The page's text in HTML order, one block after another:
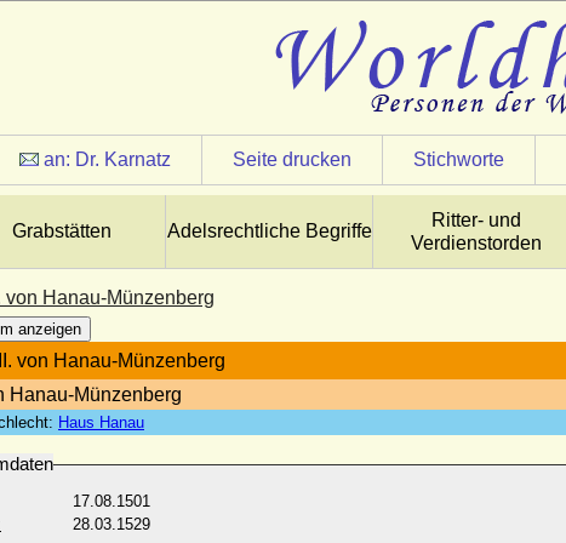
an: Dr. Karnatz Seite drucken Stichworte
Grabstätten Adelsrechtliche Begriffe
Ritter- und
Verdienstorden
von Hanau-Münzenberg
anzeigen
von Hanau-Münzenberg
Hanau-Münzenberg
Haus Hanau
17.08.1501
28.03.1529